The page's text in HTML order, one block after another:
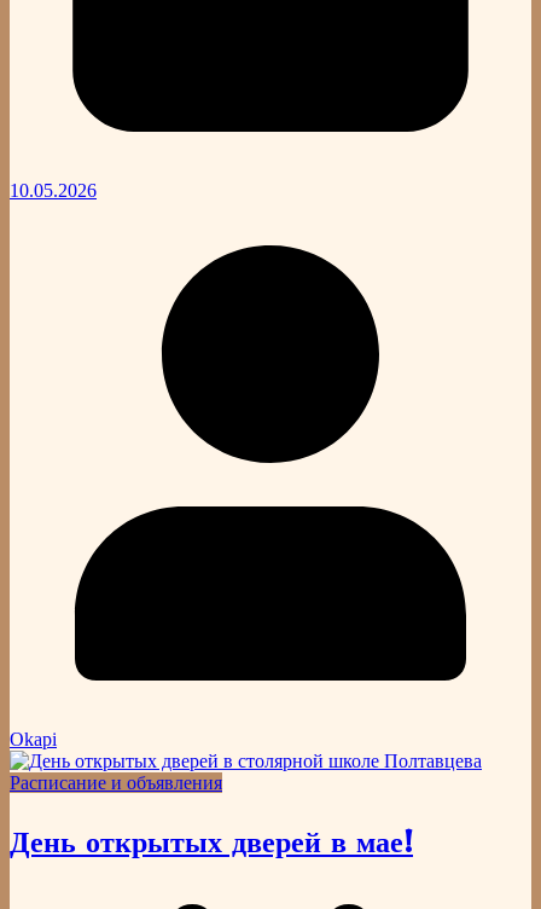
10.05.2026
Okapi
Расписание и объявления
День открытых дверей в мае!